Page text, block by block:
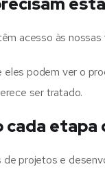
acesso às
eles podem ver o
ser tratado.
cada
projetos e